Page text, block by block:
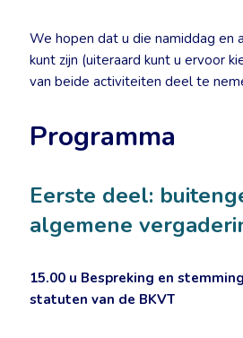
We hopen dat u die namiddag en
kunt zijn (uiteraard kunt u ervoor
van beide activiteiten deel te
Programma
Eerste deel:
algemene
15.00 u Bespreking en
statuten van de BKVT